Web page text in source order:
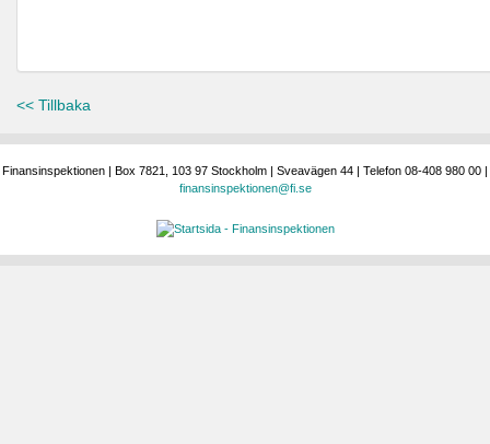
<< Tillbaka
Finansinspektionen | Box 7821, 103 97 Stockholm | Sveavägen 44 | Telefon 08-408 980 00 |
finansinspektionen@fi.se